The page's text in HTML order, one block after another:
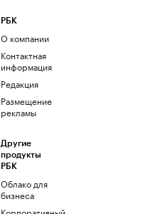
РБК
О компании
Контактная
информация
Редакция
Размещение
рекламы
Другие
продукты
РБК
Облако для
бизнеса